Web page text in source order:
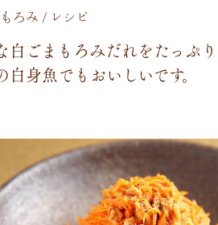
ろみ / レシピ
白 ごま も ろみだれをたっぷ り
白身魚で も おい しいです。